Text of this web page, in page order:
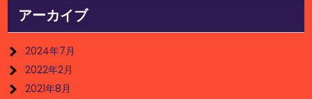
アーカイブ
2024年7月
2022年2月
2021年8月